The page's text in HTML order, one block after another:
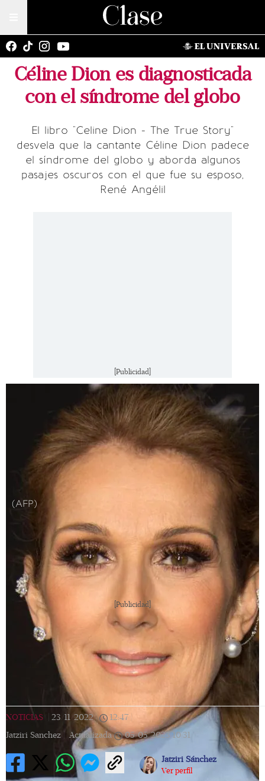
Céline Dion es diagnosticada
con el síndrome del globo
El libro "Celine Dion - The True Story"
desvela que la cantante Céline Dion padece
el síndrome del globo y aborda algunos
pasajes oscuros con el que fue su esposo,
René Angélil
[Publicidad]
(AFP)
[Publicidad]
NOTICIAS 23/11/2022 | 12:47
Jatziri Sanchez |
Actualizada 05/05/2023 10:31
Jatziri Sánchez
Ver perfil